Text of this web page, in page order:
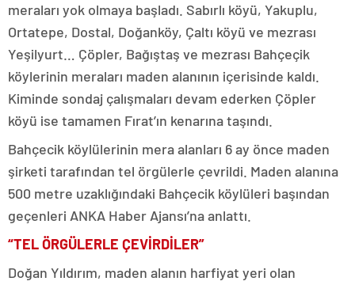
meraları yok olmaya başladı. Sabırlı köyü, Yakuplu,
Ortatepe, Dostal, Doğanköy, Çaltı köyü ve mezrası
Yeşilyurt… Çöpler, Bağıştaş ve mezrası Bahçeçik
köylerinin meraları maden alanının içerisinde kaldı.
Kiminde sondaj çalışmaları devam ederken Çöpler
köyü ise tamamen Fırat’ın kenarına taşındı.
Bahçecik köylülerinin mera alanları 6 ay önce maden
şirketi tarafından tel örgülerle çevrildi. Maden alanına
500 metre uzaklığındaki Bahçecik köylüleri başından
geçenleri ANKA Haber Ajansı’na anlattı.
“TEL ÖRGÜLERLE ÇEVİRDİLER”
Doğan Yıldırım, maden alanın harfiyat yeri olan